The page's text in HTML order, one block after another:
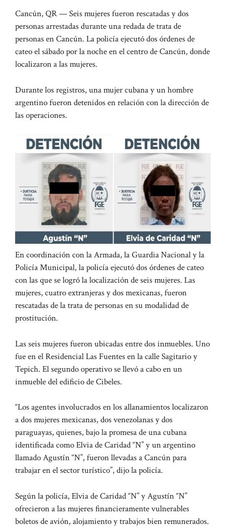
Cancún, QR — Seis mujeres fueron rescatadas y dos
personas arrestadas durante una redada de trata de
personas en Cancún. La policía ejecutó dos órdenes de
cateo el sábado por la noche en el centro de Cancún, donde
localizaron a las mujeres.
Durante los registros, una mujer cubana y un hombre
argentino fueron detenidos en relación con la dirección de
las operaciones.
En coordinación con la Armada, la Guardia Nacional y la
Policía Municipal, la policía ejecutó dos órdenes de cateo
con las que se logró la localización de seis mujeres. Las
mujeres, cuatro extranjeras y dos mexicanas, fueron
rescatadas de la trata de personas en su modalidad de
prostitución.
Las seis mujeres fueron ubicadas entre dos inmuebles. Uno
fue en el Residencial Las Fuentes en la calle Sagitario y
Tepich. El segundo operativo se llevó a cabo en un
inmueble del edificio de Cibeles.
“Los agentes involucrados en los allanamientos localizaron
a dos mujeres mexicanas, dos venezolanas y dos
paraguayas, quienes, bajo la promesa de una cubana
identificada como Elvia de Caridad “N” y un argentino
llamado Agustín “N”, fueron llevadas a Cancún para
trabajar en el sector turístico”, dijo la policía.
Según la policía, Elvia de Caridad “N” y Agustín “N”
ofrecieron a las mujeres financieramente vulnerables
boletos de avión, alojamiento y trabajos bien remunerados.